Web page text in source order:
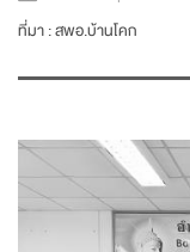
ที่มา :สพอ.บ้านโคก